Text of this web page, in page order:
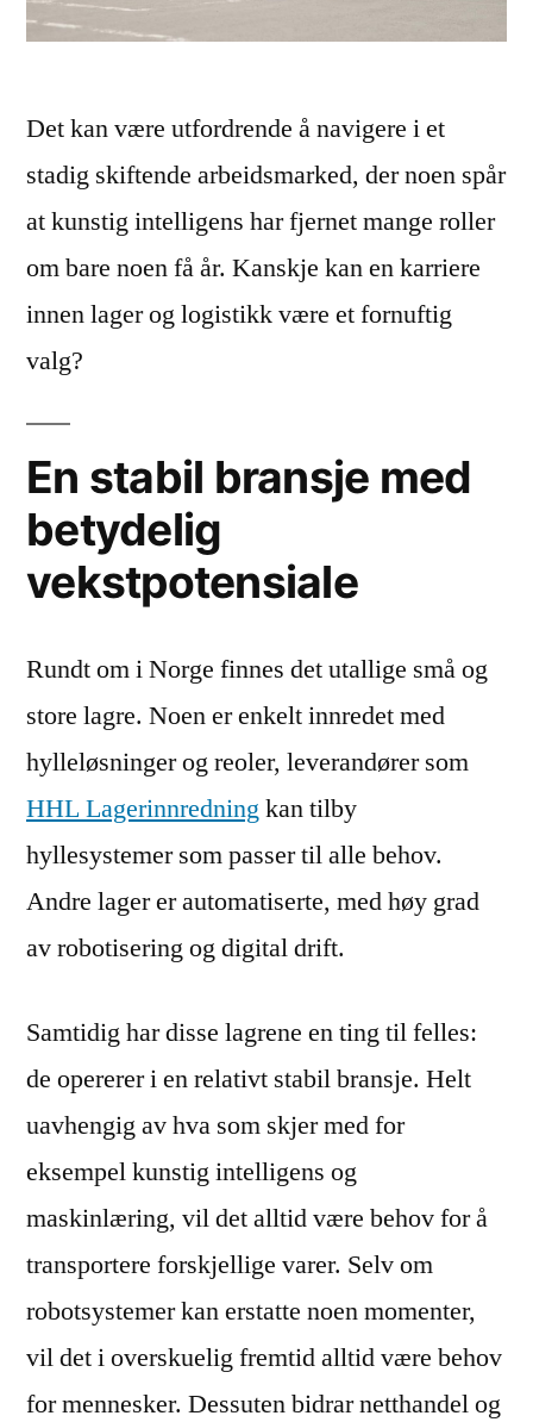
Det kan være utfordrende å navigere i et
stadig skiftende arbeidsmarked, der noen spår
at kunstig intelligens har fjernet mange roller
om bare noen få år. Kanskje kan en karriere
innen lager og logistikk være et fornuftig
valg?
En stabil bransje med
betydelig
vekstpotensiale
Rundt om i Norge finnes det utallige små og
store lagre. Noen er enkelt innredet med
hylleløsninger og reoler, leverandører som
HHL Lagerinnredningkan tilby
hyllesystemer som passer til alle behov.
Andre lager er automatiserte, med høy grad
av robotisering og digital drift.
Samtidig har disse lagrene en ting til felles:
de opererer i en relativt stabil bransje. Helt
uavhengig av hva som skjer med for
eksempel kunstig intelligens og
maskinlæring, vil det alltid være behov for å
transportere forskjellige varer. Selv om
robotsystemer kan erstatte noen momenter,
vil det i overskuelig fremtid alltid være behov
for mennesker. Dessuten bidrar netthandel og